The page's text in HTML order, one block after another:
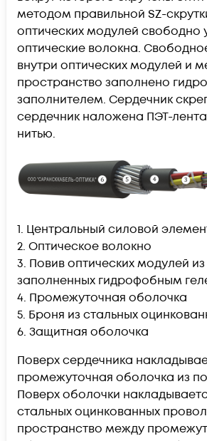
методом правильной SZ-
оптических модулей свободно
оптические волокна.
внутри оптических модулей и
пространство заполнено
заполнителем. Сердечник
сердечник наложена ПЭТ-
нитью.
1. Центральный силовой
2. Оптическое волокно
3. Повив оптических модулей из
заполненных гидрофобным
4. Промежуточная оболочка
5. Броня из стальных
6. Защитная оболочка
Поверх сердечника
промежуточная оболочка из
Поверх оболочки
стальных оцинкованных
пространство между